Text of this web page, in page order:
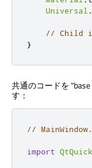
Universal .
// Child
}
共通のコードを
す：
//
import QtQuick